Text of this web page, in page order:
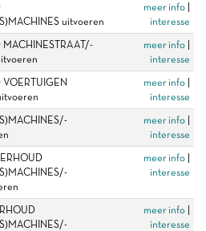
uitvoeren
meer info
interesse
MACHINESTRAAT/-
meer info
interesse
VOERTUIGEN
meer info
interesse
meer info
interesse
meer info
interesse
meer info
interesse